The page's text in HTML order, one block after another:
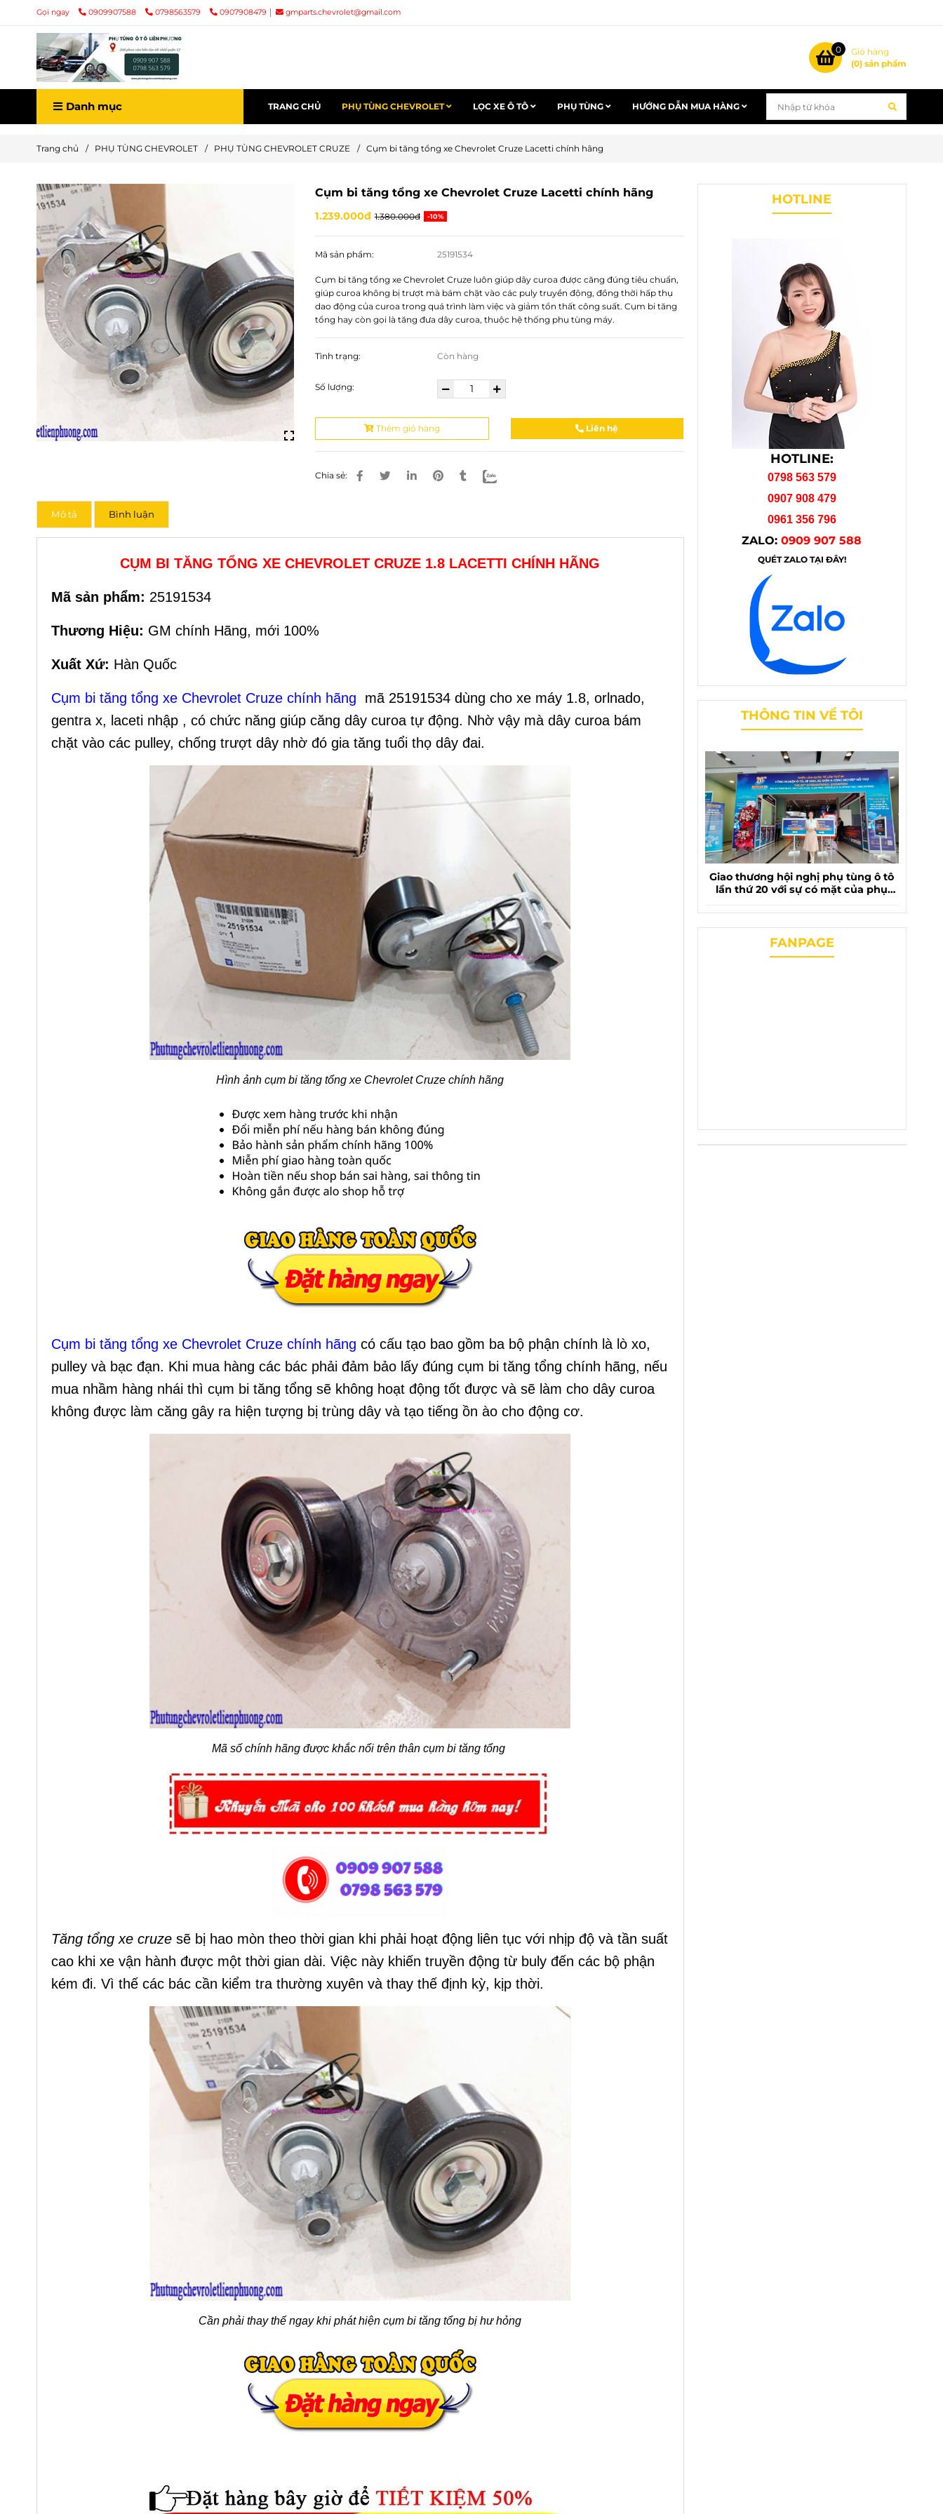
Gọi ngay 0909907588 0798563579 0907908479 gmparts.chevrolet@gmail.com
0
Giỏ hàng
(0) sản phẩm
Danh mục TRANG CHỦ PHỤ TÙNG CHEVROLET LỌC XE Ô TÔ PHỤ TÙNG HƯỚNG DẪN MUA HÀNG
Trang chủ / PHỤ TÙNG CHEVROLET / PHỤ TÙNG CHEVROLET CRUZE / Cụm bi tăng tổng xe Chevrolet Cruze Lacetti chính hãng
Cụm bi tăng tổng xe Chevrolet Cruze Lacetti chính hãng
1.239.000đ 1.380.000đ -10%
Mã sản phẩm: 25191534
Cụm bi tăng tổng xe Chevrolet Cruze luôn giúp dây curoa được căng đúng tiêu chuẩn,
giúp curoa không bị trượt mà bám chặt vào các puly truyền động, đồng thời hấp thụ
dao động của curoa trong quá trình làm việc và giảm tổn thất công suất. Cụm bi tăng
tổng hay còn gọi là tăng đưa dây curoa, thuộc hệ thống phụ tùng máy.
Tình trạng: Còn hàng
Số lượng:
Thêm giỏ hàng Liên hệ
Chia sẻ:
Mô tả Bình luận
CỤM BI TĂNG TỔNG XE CHEVROLET CRUZE 1.8 LACETTI CHÍNH HÃNG
Mã sản phẩm: 25191534
Thương Hiệu: GM chính Hãng, mới 100%
Xuất Xứ: Hàn Quốc
Cụm bi tăng tổng xe Chevrolet Cruze chính hãng mã 25191534 dùng cho xe máy 1.8, orlnado,
gentra x, laceti nhập , có chức năng giúp căng dây curoa tự động. Nhờ vậy mà dây curoa bám
chặt vào các pulley, chống trượt dây nhờ đó gia tăng tuổi thọ dây đai.
Hình ảnh cụm bi tăng tổng xe Chevrolet Cruze chính hãng
Cụm bi tăng tổng xe Chevrolet Cruze chính hãng có cấu tạo bao gồm ba bộ phận chính là lò xo,
pulley và bạc đạn. Khi mua hàng các bác phải đảm bảo lấy đúng cụm bi tăng tổng chính hãng, nếu
mua nhầm hàng nhái thì cụm bi tăng tổng sẽ không hoạt động tốt được và sẽ làm cho dây curoa
không được làm căng gây ra hiện tượng bị trùng dây và tạo tiếng ồn ào cho động cơ.
Mã số chính hãng được khắc nổi trên thân cụm bi tăng tổng
Tăng tổng xe cruze sẽ bị hao mòn theo thời gian khi phải hoạt động liên tục với nhịp độ và tần suất
cao khi xe vận hành được một thời gian dài. Việc này khiến truyền động từ buly đến các bộ phận
kém đi. Vì thế các bác cần kiểm tra thường xuyên và thay thế định kỳ, kịp thời.
Cần phải thay thế ngay khi phát hiện cụm bi tăng tổng bị hư hỏng
HOTLINE
HOTLINE:
0798 563 579
0907 908 479
0961 356 796
ZALO:0909 907 588
QUÉT ZALO TẠI ĐÂY!
THÔNG TIN VỀ TÔI
Giao thương hội nghị phụ tùng ô tô
lần thứ 20 với sự có mặt của phụ
FANPAGE